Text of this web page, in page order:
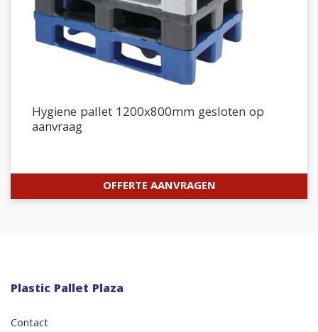
Hygiene pallet 1200x800mm gesloten op
aanvraag
OFFERTE AANVRAGEN
Plastic Pallet Plaza
Contact